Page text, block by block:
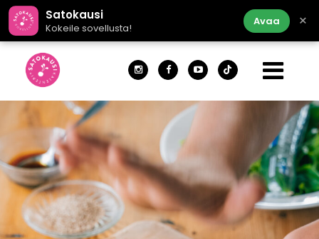
Satokausi
Kokeile sovellusta!
Avaa ×